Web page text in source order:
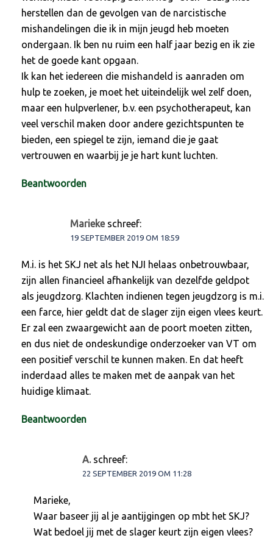
herstellen dan de gevolgen van de narcistische
mishandelingen die ik in mijn jeugd heb moeten
ondergaan. Ik ben nu ruim een half jaar bezig en ik zie
het de goede kant opgaan.
Ik kan het iedereen die mishandeld is aanraden om
hulp te zoeken, je moet het uiteindelijk wel zelf doen,
maar een hulpverlener, b.v. een psychotherapeut, kan
veel verschil maken door andere gezichtspunten te
bieden, een spiegel te zijn, iemand die je gaat
vertrouwen en waarbij je je hart kunt luchten.
Beantwoorden
Marieke schreef:
19 SEPTEMBER 2019 OM 18:59
M.i. is het SKJ net als het NJI helaas onbetrouwbaar,
zijn allen financieel afhankelijk van dezelfde geldpot
als jeugdzorg. Klachten indienen tegen jeugdzorg is m.i.
een farce, hier geldt dat de slager zijn eigen vlees keurt.
Er zal een zwaargewicht aan de poort moeten zitten,
en dus niet de ondeskundige onderzoeker van VT om
een positief verschil te kunnen maken. En dat heeft
inderdaad alles te maken met de aanpak van het
huidige klimaat.
Beantwoorden
A. schreef:
22 SEPTEMBER 2019 OM 11:28
Marieke,
Waar baseer jij al je aantijgingen op mbt het SKJ?
Wat bedoel jij met de slager keurt zijn eigen vlees?